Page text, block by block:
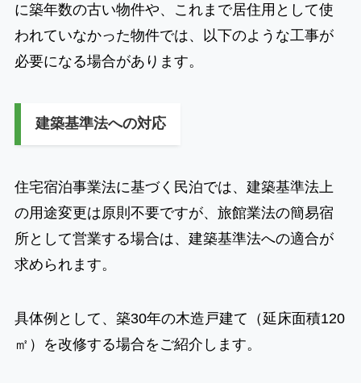
に築年数の古い物件や、これまで居住用として使
われていなかった物件では、以下のような工事が
必要になる場合があります。
建築基準法への対応
住宅宿泊事業法に基づく民泊では、建築基準法上
の用途変更は原則不要ですが、旅館業法の簡易宿
所として営業する場合は、建築基準法への適合が
求められます。
具体例として、築30年の木造戸建て（延床面積120
㎡）を改修する場合をご紹介します。